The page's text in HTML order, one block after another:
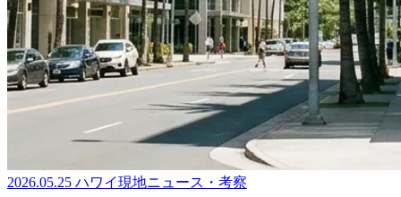
2026.05.25 ハワイ現地ニュース・考察